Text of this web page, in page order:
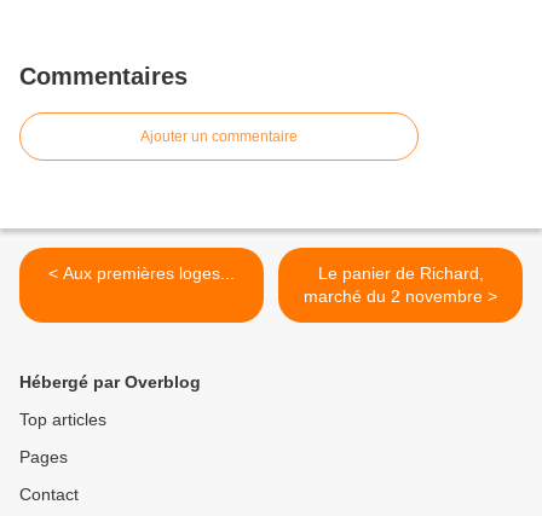
Commentaires
Ajouter un commentaire
< Aux premières loges...
Le panier de Richard,
marché du 2 novembre >
Hébergé par Overblog
Top articles
Pages
Contact